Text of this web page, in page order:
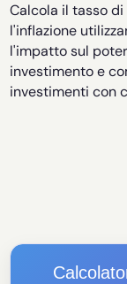
Calcola il tasso
l'inflazione
l'impatto sul
investimento e
investimenti con